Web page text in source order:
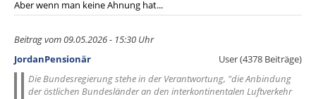
Aber wenn man keine Ahnung hat...
Beitrag vom 09.05.2026 - 15:30 Uhr
JordanPensionär
User (4378 Beiträge)
Die Bundesregierung stehe in der Verantwortung, "die Anbindung
der östlichen Bundesländer an den interkontinentalen Luftverkehr